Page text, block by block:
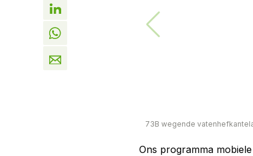
73B wegende
Ons programma